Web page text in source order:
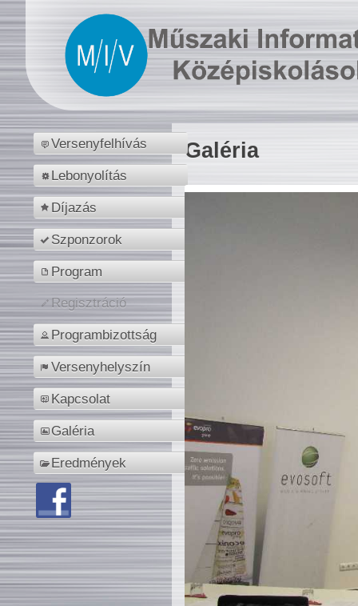
Versenyfelhívás
Lebonyolítás
Díjazás
Szponzorok
Program
Regisztráció
Programbizottság
Versenyhelyszín
Kapcsolat
Galéria
Eredmények
Galéria